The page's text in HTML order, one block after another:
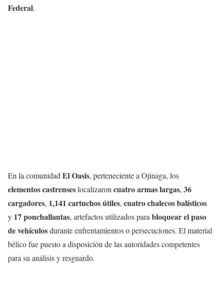
Federal.
En la comunidad El Oasis, perteneciente a Ojinaga, los
elementos castrenseslocalizaron cuatro armas largas, 36
cargadores, 1,141 cartuchos útiles, cuatro chalecos balísticos
y 17 ponchallantas, artefactos utilizados para bloquear el paso
de vehículosdurante enfrentamientos o persecuciones. El material
bélico fue puesto a disposición de las autoridades competentes
para su análisis y resguardo.